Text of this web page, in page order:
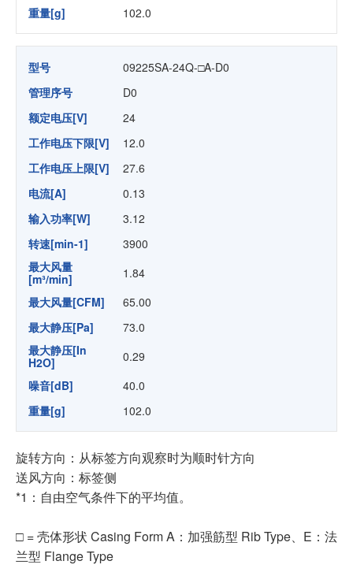
重量[g]
102.0
型号
09225SA-24Q-□A-D0
管理序号
D0
额定电压[V]
24
工作电压下限[V]
12.0
工作电压上限[V]
27.6
电流[A]
0.13
输入功率[W]
3.12
转速[min-1]
3900
最大风量
[m³/min]
1.84
最大风量[CFM]
65.00
最大静压[Pa]
73.0
最大静压[In
H2O]
0.29
噪音[dB]
40.0
重量[g]
102.0
旋转方向：从标签方向观察时为顺时针方向
送风方向：标签侧
*1：自由空气条件下的平均值。
□ = 壳体形状 Casing Form A：加强筋型 Rib Type、E：法
兰型 Flange Type